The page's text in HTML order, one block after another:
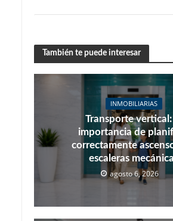
También te puede interesar
INMOBILIARIAS
Transporte vertical:
importancia de
correctamente
escaleras
agosto 6, 2026